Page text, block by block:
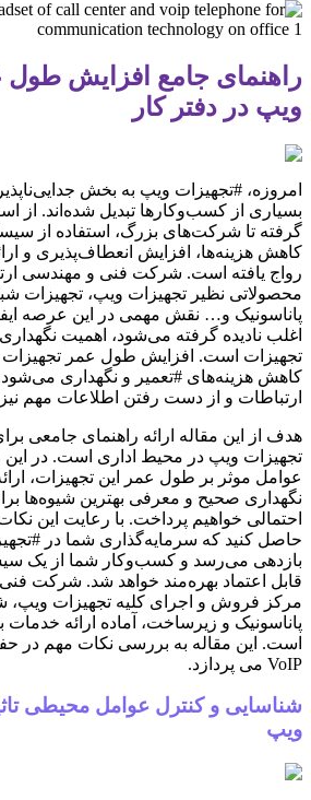
راهنمای جامع افزایش طول
ویپ در دفتر کار
امروزه، #تجهیزات ویپ به بخش
بسیاری از کسب‌وکارها تبدیل شده‌اند. از
گرفته تا شرکت‌های بزرگ، استفاده از
کاهش هزینه‌ها، افزایش انعطاف‌پذیری و
رواج یافته است. شرکت فنی و مهندسی
محصولاتی نظیر تجهیزات ویپ، تجهیزات
پاناسونیک و… نقش مهمی در این عرصه
اغلب نادیده گرفته می‌شود، اهمیت
تجهیزات است. افزایش طول عمر تجهیزات
کاهش هزینه‌های #تعمیر و نگهداری می‌شود،
ارتباطات و از دست رفتن اطلاعات مهم
هدف از این مقاله ارائه راهنمای جامعی
تجهیزات ویپ در محیط اداری است. در این
عوامل موثر بر طول عمر این تجهیزات،
نگهداری صحیح و معرفی بهترین شیوه‌ها
احتمالی خواهیم پرداخت. با رعایت این
حاصل کنید که سرمایه‌گذاری شما در
بازدهی می‌رسد و کسب‌وکار شما از یک
قابل اعتماد بهره‌مند خواهد شد. شرکت
مرکز فروش و اجرای کلیه تجهیزات ویپ،
پاناسونیک و زیرساخت، آماده ارائه خدمات
است. این مقاله به بررسی نکات مهم در
VoIP می پردازد.
شناسایی و کنترل عوامل محیطی
ویپ